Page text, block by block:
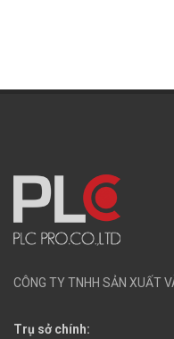
CÔNG TY TNHH SẢN XUẤT
Trụ sở chính: